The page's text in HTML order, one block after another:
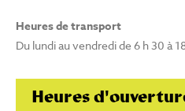
Heures de transport
Du lundi au vendredi de 6 h 30 à
Heures